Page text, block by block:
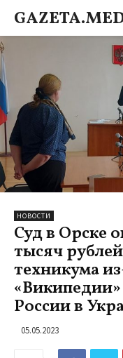
НОВОСТИ
Суд в Орске
тысяч
техникума
России в
05.05.2023